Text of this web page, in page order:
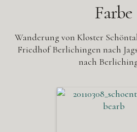
Farbe
Wanderung von Kloster
Friedhof Berlichingen nach
nach